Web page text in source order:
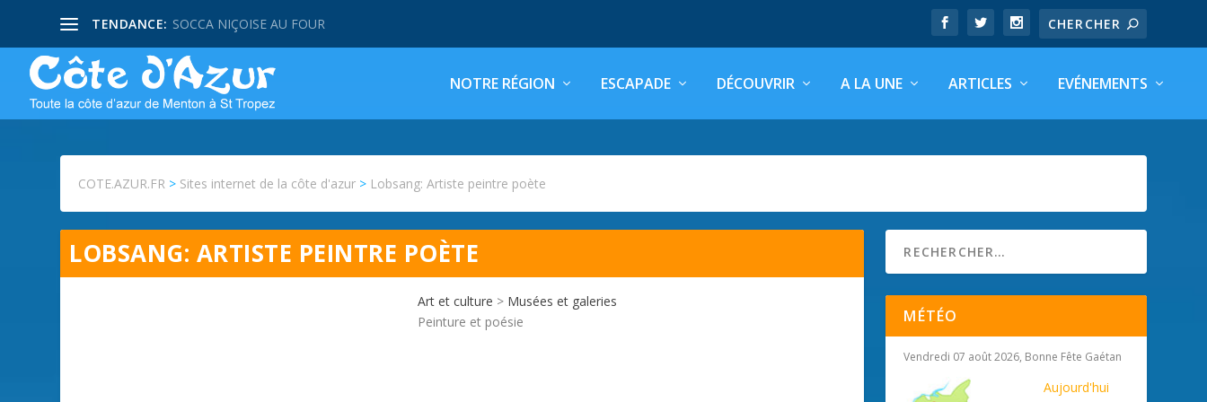
TENDANCE: SOCCA NIÇOISE AU FOUR
NOTRE RÉGION ESCAPADE DÉCOUVRIR A LA UNE ARTICLES EVÉNEMENTS
COTE.AZUR.FR > Sites internet de la côte d'azur > Lobsang: Artiste peintre poète
LOBSANG: ARTISTE PEINTRE POÈTE
Art et culture > Musées et galeries
Peinture et poésie
MÉTÉO
Vendredi 07 août 2026, Bonne Fête Gaétan
Aujourd'hui